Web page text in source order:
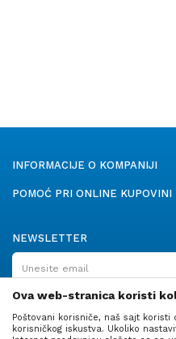
INFORMACIJE O KOMPANIJI
POMOĆ PRI ONLINE KUPOVINI
NEWSLETTER
PRATITE NAS
Ova web-stranica koristi
Poštovani korisniče, naš sajt
korisničkog iskustva. Ukoliko